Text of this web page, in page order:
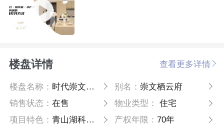
楼盘详情 查看更多详情
楼盘名称： 时代崇文栖云府 别名： 崇文栖云府
销售状态：在售 物业类型：
住宅
项目特色：青山湖科技城 产权年限： 70年